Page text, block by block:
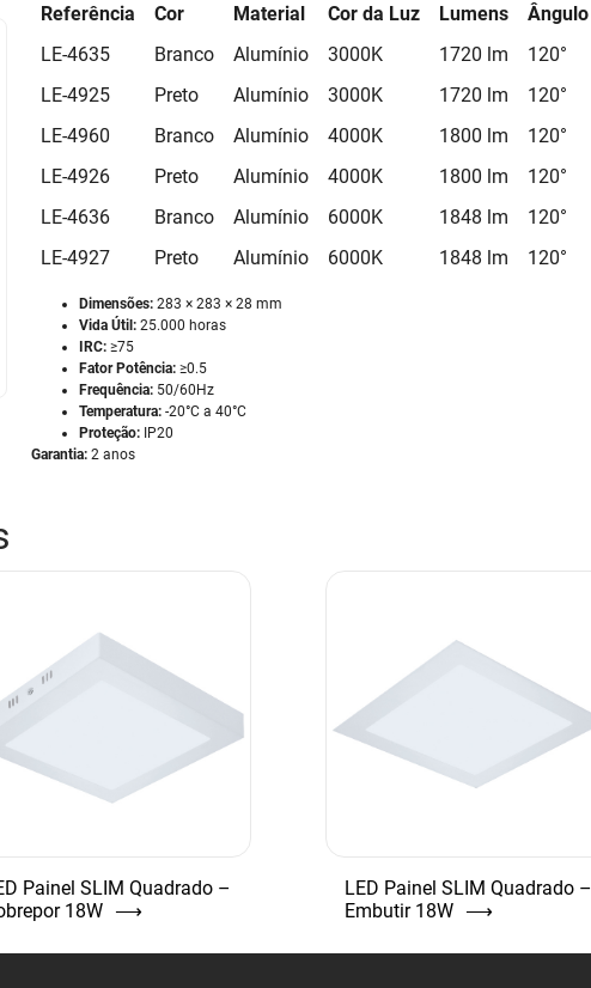
Referência Cor Material Cor da Luz Lumens Ângulo
LE-4635
Branco Alumínio 3000K 1720 lm 120°
LE-4925
Preto Alumínio 3000K 1720 lm 120°
LE-4960
Branco Alumínio 4000K 1800 lm 120°
LE-4926
Preto Alumínio 4000K 1800 lm 120°
LE-4636
Branco Alumínio 6000K 1848 lm 120°
LE-4927
Preto Alumínio 6000K 1848 lm 120°
Dimensões: 283 × 283 × 28 mm
Vida Útil: 25.000 horas
IRC: ≥75
Fator Potência: ≥0.5
Frequência: 50/60Hz
Temperatura: -20°C a 40°C
Proteção: IP20
Garantia: 2 anos
Painel SLIM Quadrado –
18W ⟶
LED Painel SLIM Quadrado –
Embutir 18W ⟶